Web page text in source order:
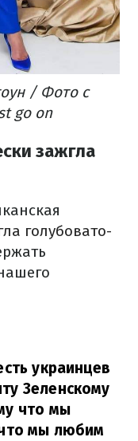
/ Фото с
go on
зажгла
голубовато-
украинцев
Зеленскому
что мы
мы любим